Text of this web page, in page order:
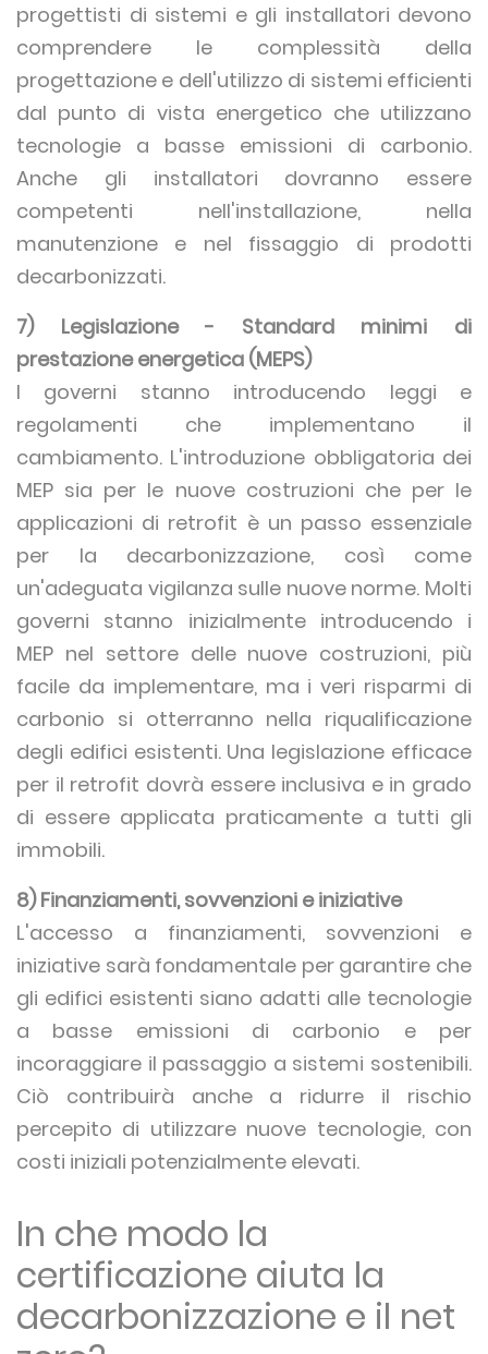
progettisti di sistemi e gli installatori devono
comprendere le complessità della
progettazione e dell'utilizzo di sistemi efficienti
dal punto di vista energetico che utilizzano
tecnologie a basse emissioni di carbonio.
Anche gli installatori dovranno essere
competenti nell'installazione, nella
manutenzione e nel fissaggio di prodotti
decarbonizzati.
7) Legislazione - Standard minimi di
prestazione energetica (MEPS)
I governi stanno introducendo leggi e
regolamenti che implementano il
cambiamento. L'introduzione obbligatoria dei
MEP sia per le nuove costruzioni che per le
applicazioni di retrofit è un passo essenziale
per la decarbonizzazione, così come
un'adeguata vigilanza sulle nuove norme. Molti
governi stanno inizialmente introducendo i
MEP nel settore delle nuove costruzioni, più
facile da implementare, ma i veri risparmi di
carbonio si otterranno nella riqualificazione
degli edifici esistenti. Una legislazione efficace
per il retrofit dovrà essere inclusiva e in grado
di essere applicata praticamente a tutti gli
immobili.
8) Finanziamenti, sovvenzioni e iniziative
L'accesso a finanziamenti, sovvenzioni e
iniziative sarà fondamentale per garantire che
gli edifici esistenti siano adatti alle tecnologie
a basse emissioni di carbonio e per
incoraggiare il passaggio a sistemi sostenibili.
Ciò contribuirà anche a ridurre il rischio
percepito di utilizzare nuove tecnologie, con
costi iniziali potenzialmente elevati.
In che modo la
certificazione aiuta la
decarbonizzazione e il net